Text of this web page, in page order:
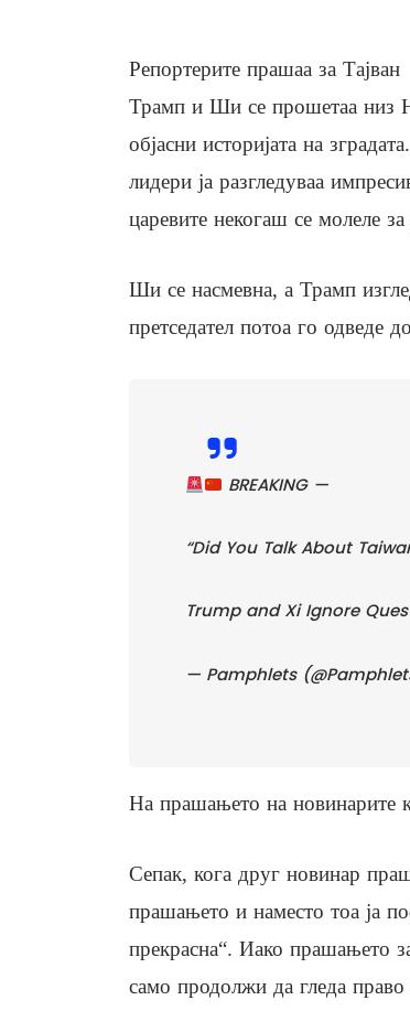
Репортерите прашаа за Тајван
Трамп и Ши се прошетаа низ
објасни историјата на
лидери ја разгледуваа
царевите некогаш се молеле
Ши се насмевна, а Трамп
претседател потоа го одведе
BREAKING —
“Did You Talk About
Trump and Xi Ignore
— Pamphlets
На прашањето на новинарите
Сепак, кога друг новинар
прашањето и наместо тоа ја
прекрасна“. Иако прашањето
само продолжи да гледа